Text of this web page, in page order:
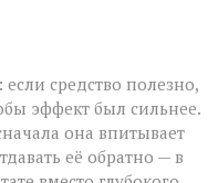
средство полезно,
эффект был сильнее.
она впитывает
её обратно — в